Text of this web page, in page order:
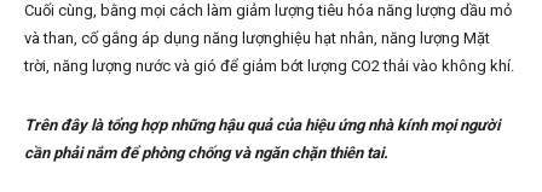
Cuối cùng, bằng mọi cách làm giảm lượng tiêu hóa năng lượng dầu mỏ
và than, cố gắng áp dụng năng lượnghiệu hạt nhân, năng lượng Mặt
trời, năng lượng nước và gió để giảm bớt lượng CO2 thải vào không khí.
Trên đây là tổng hợp những hậu quả của hiệu ứng nhà kính mọi người
cần phải nắm để phòng chống và ngăn chặn thiên tai.